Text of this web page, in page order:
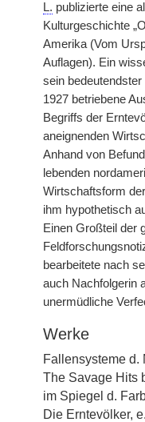
L. publizierte eine
Kulturgeschichte
Amerika (Vom
Auflagen). Ein
sein
1927 betriebene
Begriffs der
aneignenden
Anhand von
lebenden
Wirtschaftsform
ihm hypothetisch
Einen Großteil der
bearbeitete nach
auch Nachfolgerin
unermüdliche
Werke
Fallensysteme d.
The Savage Hits
im Spiegel d.
Die Erntevölker,